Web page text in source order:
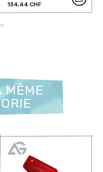
134,44 CHF
MÊME